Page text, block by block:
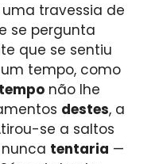
travessia de
se pergunta
que se sentiu
tempo, como
tempo não lhe
destes, a
se a saltos
tentaria —